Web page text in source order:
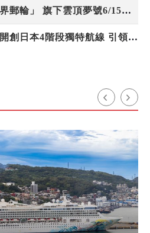
新郵輪品牌「名勝世界郵輪」 旗下雲頂夢號6/15開始營運
「維京遊輪伊敦號」開創日本4階段獨特航線 引領奢華旅遊新風尚